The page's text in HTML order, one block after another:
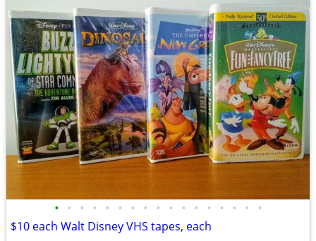
• • • • • • • • • • • • • • • • •
$10 each Walt Disney VHS tapes, each